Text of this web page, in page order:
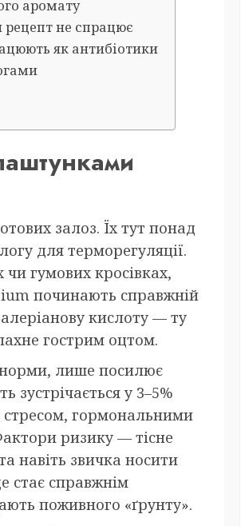
аромату
не спрацює
як антибіотики
залоз. Їх тут понад
для терморегуляції.
гумових кросівках,
починають справжній
кислоту — ту
гострим оцтом.
норми, лише посилює
у 3–5%
стресом, гормональними
ризику — тісне
навіть звичка носити
стає справжнім
поживного «ґрунту».